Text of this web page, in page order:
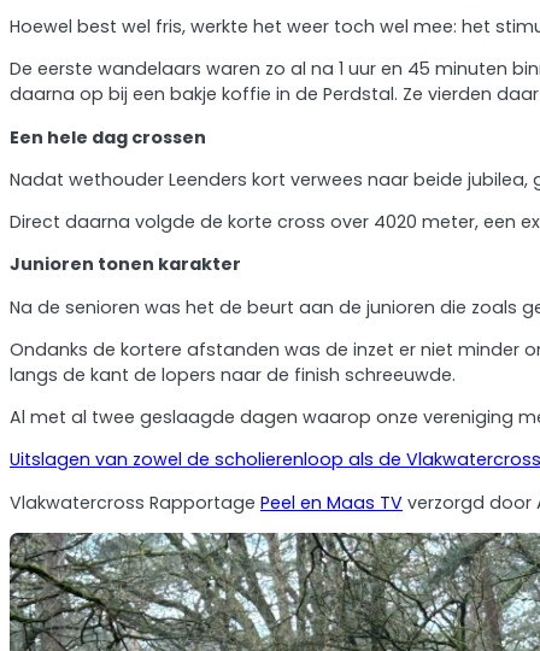
Hoewel best wel fris, werkte het weer toch wel mee: het
De eerste wandelaars waren zo al na 1 uur en 45 minuten
daarna op bij een bakje koffie in de Perdstal. Ze vierden
Een hele dag crossen
Nadat wethouder Leenders kort verwees naar beide
Direct daarna volgde de korte cross over 4020 meter, een
Junioren tonen karakter
Na de senioren was het de beurt aan de junioren die zoals
Ondanks de kortere afstanden was de inzet er niet minder
langs de kant de lopers naar de finish schreeuwde.
Al met al twee geslaagde dagen waarop onze vereniging
Uitslagen van zowel de scholierenloop als de
Vlakwatercross Rapportage Peel en Maas TV verzorgd door